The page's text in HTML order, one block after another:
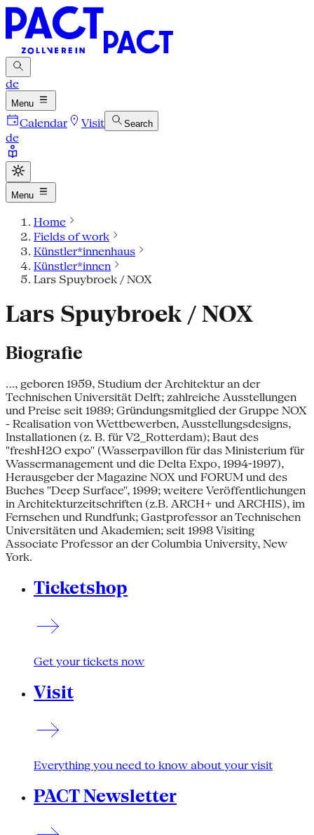
de
Menu
Calendar Visit Search
de
Menu
Home
Fields of work
Künstler*innenhaus
Künstler*innen
Lars Spuybroek / NOX
Lars Spuybroek / NOX
Biografie
..., geboren 1959, Studium der Architektur an der
Technischen Universität Delft; zahlreiche Ausstellungen
und Preise seit 1989; Gründungsmitglied der Gruppe NOX
- Realisation von Wettbewerben, Ausstellungsdesigns,
Installationen (z. B. für V2_Rotterdam); Baut des
"freshH2O expo" (Wasserpavillon für das Ministerium für
Wassermanagement und die Delta Expo, 1994-1997),
Herausgeber der Magazine NOX und FORUM und des
Buches "Deep Surface", 1999; weitere Veröffentlichungen
in Architekturzeitschriften (z.B. ARCH+ und ARCHIS), im
Fernsehen und Rundfunk; Gastprofessor an Technischen
Universitäten und Akademien; seit 1998 Visiting
Associate Professor an der Columbia University, New
York.
Ticketshop
Get your tickets now
Visit
Everything you need to know about your visit
PACT Newsletter